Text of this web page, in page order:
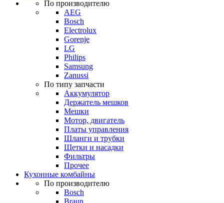
По производителю
AEG
Bosch
Electrolux
Gorenje
LG
Philips
Samsung
Zanussi
По типу запчасти
Аккумулятор
Держатель мешков
Мешки
Мотор, двигатель
Платы управления
Шланги и трубки
Щетки и насадки
Фильтры
Прочее
Кухонные комбайны
По производителю
Bosch
Braun